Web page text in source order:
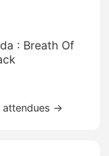
: Breath Of
attendues →